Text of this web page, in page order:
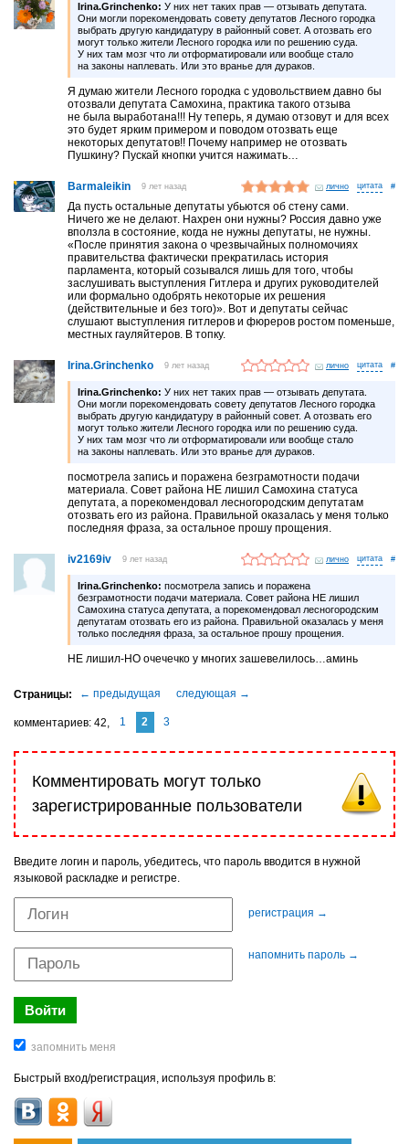
Irina.Grinchenko: У них нет таких прав — отзывать депутата.
Они могли порекомендовать совету депутатов Лесного городка
выбрать другую кандидатуру в районный совет. А отозвать его
могут только жители Лесного городка или по решению суда.
У них там мозг что ли отформатировали или вообще стало
на законы наплевать. Или это вранье для дураков.
Я думаю жители Лесного городка с удовольствием давно бы
отозвали депутата Самохина, практика такого отзыва
не была выработана!!! Ну теперь, я думаю отзовут и для всех
это будет ярким примером и поводом отозвать еще
некоторых депутатов!! Почему например не отозвать
Пушкину? Пускай кнопки учится нажимать…
Barmaleikin 9 лет назад лично #
Да пусть остальные депутаты убьются об стену сами.
Ничего же не делают. Нахрен они нужны? Россия давно уже
вползла в состояние, когда не нужны депутаты, не нужны.
«После принятия закона о чрезвычайных полномочиях
правительства фактически прекратилась история
парламента, который созывался лишь для того, чтобы
заслушивать выступления Гитлера и других руководителей
или формально одобрять некоторые их решения
(действительные и без того)». Вот и депутаты сейчас
слушают выступления гитлеров и фюреров ростом поменьше,
местных гауляйтеров. В топку.
Irina.Grinchenko 9 лет назад лично #
Irina.Grinchenko: У них нет таких прав — отзывать депутата.
Они могли порекомендовать совету депутатов Лесного городка
выбрать другую кандидатуру в районный совет. А отозвать его
могут только жители Лесного городка или по решению суда.
У них там мозг что ли отформатировали или вообще стало
на законы наплевать. Или это вранье для дураков.
посмотрела запись и поражена безграмотности подачи
материала. Совет района НЕ лишил Самохина статуса
депутата, а порекомендовал лесногородским депутатам
отозвать его из района. Правильной оказалась у меня только
последняя фраза, за остальное прошу прощения.
iv2169iv 9 лет назад лично #
Irina.Grinchenko: посмотрела запись и поражена
безграмотности подачи материала. Совет района НЕ лишил
Самохина статуса депутата, а порекомендовал лесногородским
депутатам отозвать его из района. Правильной оказалась у меня
только последняя фраза, за остальное прошу прощения.
НЕ лишил-НО очечечко у многих зашевелилось…аминь
комментариев 42 1 2 3
Комментировать могут только
зарегистрированные пользователи
Введите логин и пароль, убедитесь, что пароль вводится в нужной
языковой раскладке и регистре.
регистрация →
напомнить пароль →
Быстрый вход/регистрация, используя профиль в: